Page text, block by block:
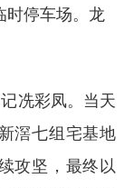
时停车场。龙
冼彩凤。当天
滘七组宅基地
攻坚，最终以